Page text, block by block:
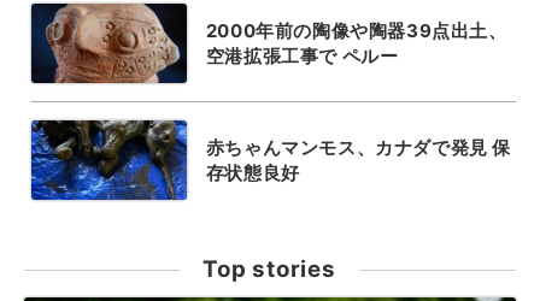
2000年前の陶像や陶器39点出土、
空港拡張工事で ペルー
赤ちゃんマンモス、カナダで発見 保
存状態良好
Top stories